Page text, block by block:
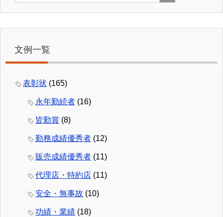
文例一覧
表彰状 (165)
永年勤続者 (16)
皆勤賞 (8)
勤務成績優秀者 (12)
販売成績優秀者 (11)
代理店・特約店 (11)
安全・無事故 (10)
功績・業績 (18)